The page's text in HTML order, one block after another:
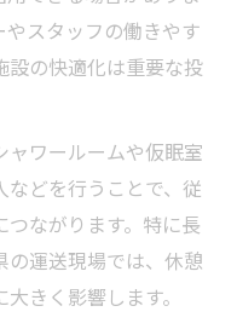
スタッフの働きやす
設の快適化は重要な投
ワールームや仮眠室
どを行うことで、従
ながります。特に長
運送現場では、休憩
きく影響します。